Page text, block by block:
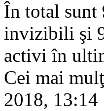
În total sunt
invizibili şi
activi în
Cei mai
2018, 13:14